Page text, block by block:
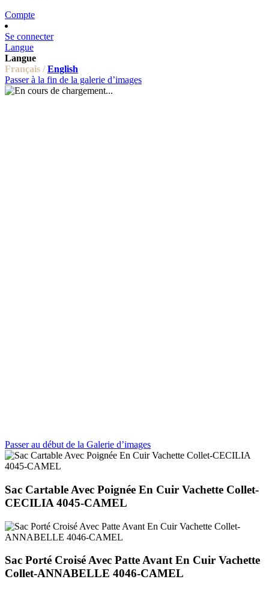
Compte
Se connecter
Langue
Langue
Français / English
Passer à la fin de la galerie d’images
Passer au début de la Galerie d’images
Sac Cartable Avec Poignée En Cuir Vachette Collet-
CECILIA 4045-CAMEL
Sac Porté Croisé Avec Patte Avant En Cuir Vachette
Collet-ANNABELLE 4046-CAMEL